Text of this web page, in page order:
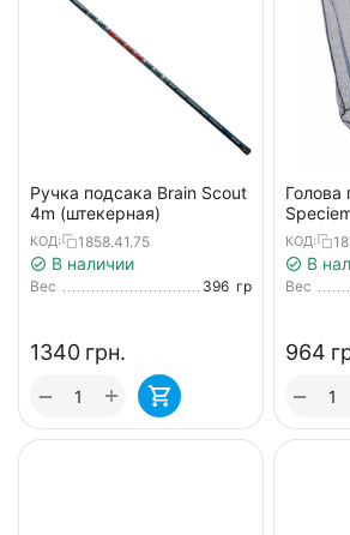
Ручка подсака Brain Scout
4m (штекерная)
КОД: 1858.41.75
В наличии
Вес 396 гр
‍1340‍ грн.
+
−
Голова
КОД:
В
Вес
‍964‍
−